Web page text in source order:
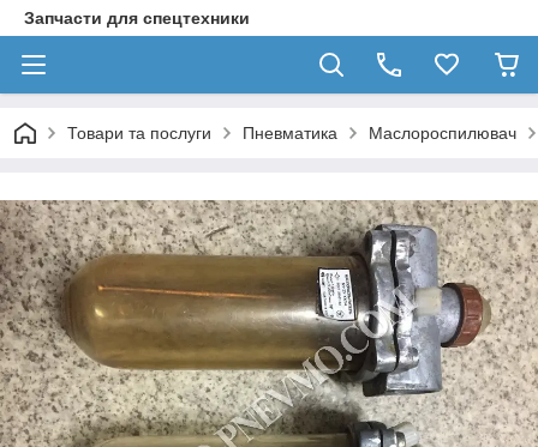
Запчасти для спецтехники
Товари та послуги Пневматика Маслороспилювач